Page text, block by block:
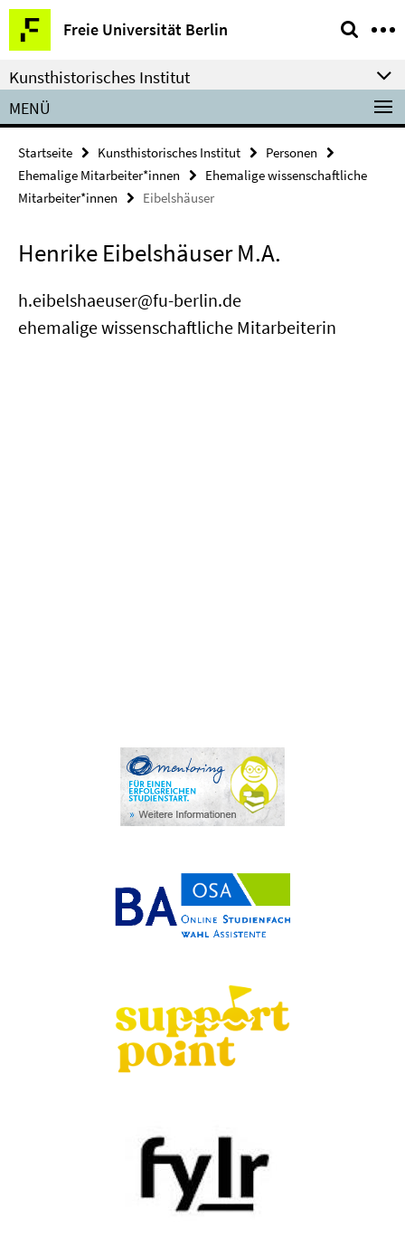
Springe
direkt
zu
Inhalt
Freie Universität Berlin
Service-
Navigation
Kunsthistorisches Institut
MENÜ
Startseite Kunsthistorisches Institut
Personen
Ehemalige Mitarbeiter*innen
Ehemalige wissenschaftliche
Mitarbeiter*innen
Eibelshäuser
Henrike Eibelshäuser M.A.
h.eibelshaeuser@fu-berlin.de
ehemalige wissenschaftliche Mitarbeiterin